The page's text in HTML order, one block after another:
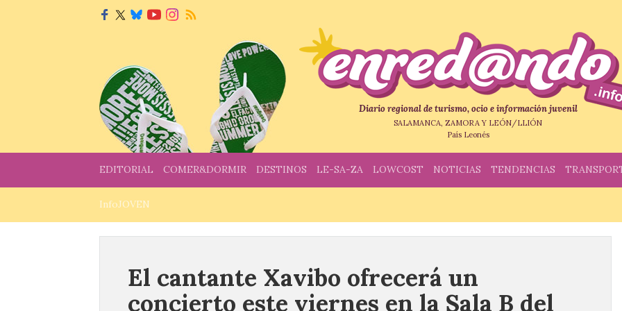
Diario regional de turismo, ocio e información juvenil
SALAMANCA, ZAMORA Y LEÓN/LLIÓN
País Leonés
EDITORIAL COMER&DORMIR DESTINOS LE-SA-ZA LOWCOST NOTICIAS TENDENCIAS
InfoJOVEN
El cantante Xavibo ofrecerá un
concierto este viernes en la Sala B del